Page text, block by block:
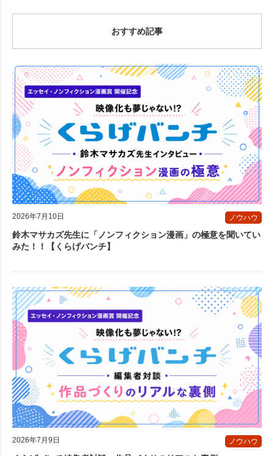
おすすめ記事
2026年7月10日 ノウハウ
鈴木マサカズ先生に「ノンフィクション漫画」の極意を聞いてい
みた！！【くらげバンチ】
2026年7月9日 ノウハウ